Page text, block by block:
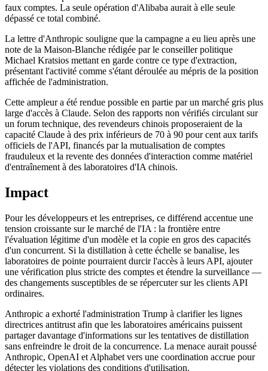
faux comptes. La seule opération d'Alibaba aurait à elle seule
dépassé ce total combiné.
La lettre d'Anthropic souligne que la campagne a eu lieu après une
note de la Maison-Blanche rédigée par le conseiller politique
Michael Kratsios mettant en garde contre ce type d'extraction,
présentant l'activité comme s'étant déroulée au mépris de la position
affichée de l'administration.
Cette ampleur a été rendue possible en partie par un marché gris plus
large d'accès à Claude. Selon des rapports non vérifiés circulant sur
un forum technique, des revendeurs chinois proposeraient de la
capacité Claude à des prix inférieurs de 70 à 90 pour cent aux tarifs
officiels de l'API, financés par la mutualisation de comptes
frauduleux et la revente des données d'interaction comme matériel
d'entraînement à des laboratoires d'IA chinois.
Impact
Pour les développeurs et les entreprises, ce différend accentue une
tension croissante sur le marché de l'IA : la frontière entre
l'évaluation légitime d'un modèle et la copie en gros des capacités
d'un concurrent. Si la distillation à cette échelle se banalise, les
laboratoires de pointe pourraient durcir l'accès à leurs API, ajouter
une vérification plus stricte des comptes et étendre la surveillance —
des changements susceptibles de se répercuter sur les clients API
ordinaires.
Anthropic a exhorté l'administration Trump à clarifier les lignes
directrices antitrust afin que les laboratoires américains puissent
partager davantage d'informations sur les tentatives de distillation
sans enfreindre le droit de la concurrence. La menace aurait poussé
Anthropic, OpenAI et Alphabet vers une coordination accrue pour
détecter les violations des conditions d'utilisation.